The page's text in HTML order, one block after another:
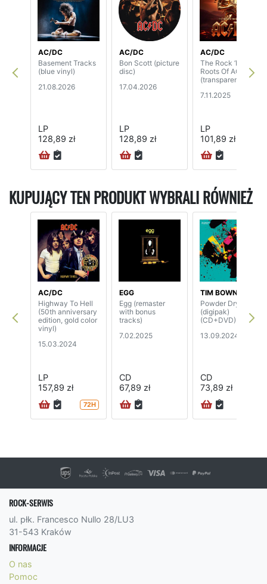
AC/DC
Basement Tracks
(blue vinyl)
21.08.2026
LP
128,89 zł
AC/DC
Bon Scott (picture
disc)
17.04.2026
LP
128,89 zł
AC/DC
The Rock ‘N’
Roots Of AC/DC
(transparent vinyl)
7.11.2025
LP
101,89 zł
KUPUJĄCY TEN PRODUKT WYBRALI RÓWNIEŻ
AC/DC
Highway To Hell
(50th anniversary
edition, gold color
vinyl)
15.03.2024
LP
157,89 zł
72H
EGG
Egg (remaster
with bonus
tracks)
7.02.2025
CD
67,89 zł
TIM BOWNESS
Powder Dry
(digipak)
(CD+DVD)
13.09.2024
CD
73,89 zł
ROCK-SERWIS
ul. płk. Francesco Nullo 28/LU3
31-543 Kraków
INFORMACJE
O nas
Pomoc